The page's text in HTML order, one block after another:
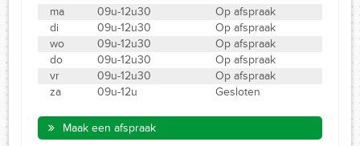
ma 09u-12u30
Op afspraak
di
09u-12u30
Op afspraak
wo
09u-12u30
Op afspraak
do
09u-12u30
Op afspraak
vr
09u-12u30
Op afspraak
za
09u-12u Gesloten
Maak een afspraak